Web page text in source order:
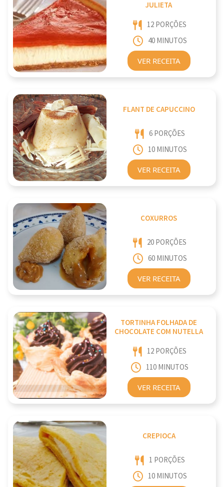
JULIETA
12 PORÇÕES
40 MINUTOS
VER RECEITA
FLANT DE CAPUCCINO
6 PORÇÕES
10 MINUTOS
VER RECEITA
COXURROS
20 PORÇÕES
60 MINUTOS
VER RECEITA
TORTINHA FOLHADA DE
CHOCOLATE COM NUTELLA
12 PORÇÕES
110 MINUTOS
VER RECEITA
CREPIOCA
1 PORÇÕES
10 MINUTOS